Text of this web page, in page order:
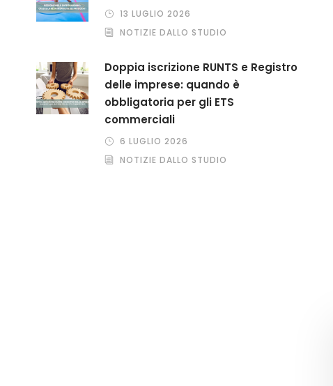
13 LUGLIO 2026
NOTIZIE DALLO STUDIO
Doppia iscrizione RUNTS e Registro
delle imprese: quando è
obbligatoria per gli ETS
commerciali
6 LUGLIO 2026
NOTIZIE DALLO STUDIO